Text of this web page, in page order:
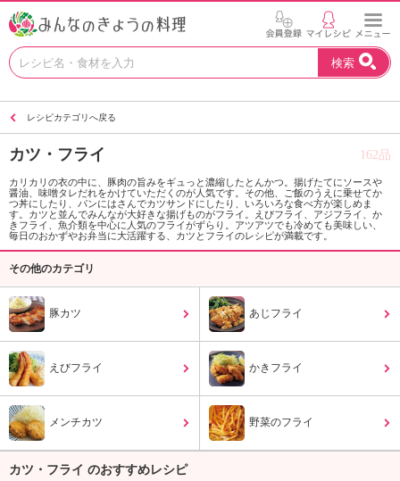
お
い
を
見
つ
け
よ
。
K
エ
ケ
検索
レシピカテゴリへ戻る
カツ・フライ 162品
カリカリの衣の中に、豚肉の旨みをギュっと濃縮したとんかつ。揚げたてにソースや
醤油、味噌タレだれをかけていただくのが人気です。その他、ご飯のうえに乗せてか
つ丼にしたり、パンにはさんでカツサンドにしたり、いろいろな食べ方が楽しめま
す。カツと並んでみんなが大好きな揚げものがフライ。えびフライ、アジフライ、か
きフライ、魚介類を中心に人気のフライがずらり。アツアツでも冷めても美味しい、
毎日のおかずやお弁当に大活躍する、カツとフライのレシピが満載です。
その他のカテゴリ
豚カツ あじフライ
えびフライ かきフライ
メンチカツ 野菜のフライ
カツ・フライ のおすすめレシピ